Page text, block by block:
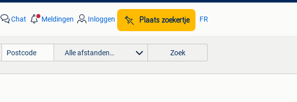
Chat Meldingen Inloggen Plaats zoekertje FR
Alle afstanden… Zoek